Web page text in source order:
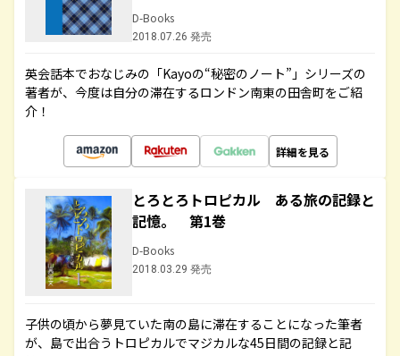
D-Books
2018.07.26 発売
英会話本でおなじみの「Kayoの“秘密のノート”」シリーズの
著者が、今度は自分の滞在するロンドン南東の田舎町をご紹
介！
詳細を見る
とろとろトロピカル ある旅の記録と
記憶。 第1巻
D-Books
2018.03.29 発売
子供の頃から夢見ていた南の島に滞在することになった筆者
が、島で出合うトロピカルでマジカルな45日間の記録と記